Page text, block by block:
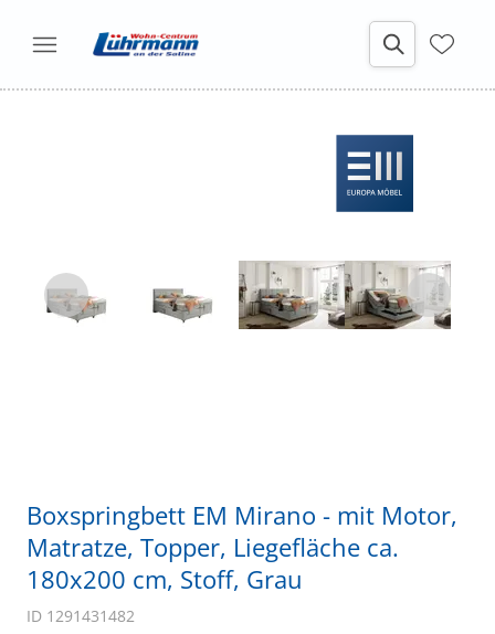
Boxspringbett EM Mirano - mit Motor,
Matratze, Topper, Liegefläche ca.
180x200 cm, Stoff, Grau
ID 1291431482